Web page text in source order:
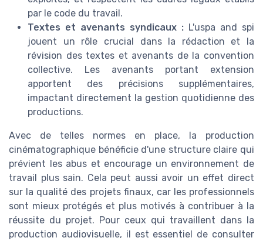
par le code du travail.
Textes et avenants syndicaux : L'uspa and spi
jouent un rôle crucial dans la rédaction et la
révision des textes et avenants de la convention
collective. Les avenants portant extension
apportent des précisions supplémentaires,
impactant directement la gestion quotidienne des
productions.
Avec de telles normes en place, la production
cinématographique bénéficie d'une structure claire qui
prévient les abus et encourage un environnement de
travail plus sain. Cela peut aussi avoir un effet direct
sur la qualité des projets finaux, car les professionnels
sont mieux protégés et plus motivés à contribuer à la
réussite du projet. Pour ceux qui travaillent dans la
production audiovisuelle, il est essentiel de consulter